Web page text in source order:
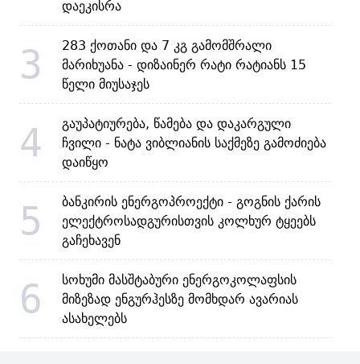
დაეკისრა
3
283 ქოთანი და 7 კგ გამომშრალი
მარიხუანა - დიზაინერ რატი რატიანს 15
წელი მიუსაჯეს
4
გაუპატიურება, წამება და დაკარგული
ჩვილი - ნატა ვიბლიანის საქმეზე გამოძიება
დაიწყო
5
ბანკირის ენერგოპროექტი - გოგნის ქარის
ელექტროსადგურისთვის კოლხურ ტყეებს
გაჩეხავენ
6
სოხუმი მასშტაბური ენერგოკოლაფსის
მიზეზად ენგურჰესზე მომხდარ ავარიას
ასახელებს